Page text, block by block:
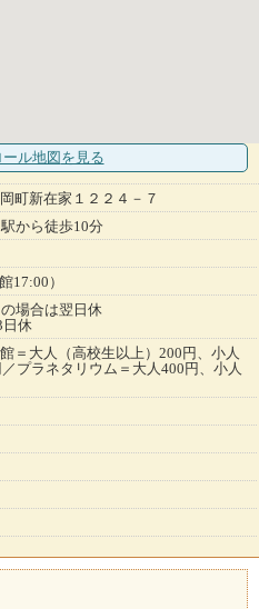
ル地図 を見る
町新在家１２２４－７
から徒歩10分
17:00）
場合は翌日休
日休
＝大人（高校生以上）200円、小人
／プラネタリウム＝大人400円、小人